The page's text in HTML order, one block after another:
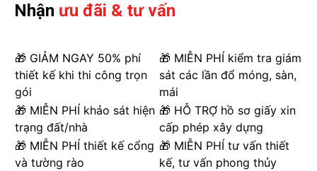
Nhận ưu đãi & tư vấn
🎁 GIẢM NGAY 50% phí
thiết kế khi thi công trọn
gói
🎁 MIỄN PHÍ kiểm tra giám
sát các lần đổ móng, sàn,
mái
🎁 MIỄN PHÍ khảo sát hiện
trạng đất/nhà
🎁 HỖ TRỢ hồ sơ giấy xin
cấp phép xây dựng
🎁 MIỄN PHÍ thiết kế cổng
và tường rào
🎁 MIỄN PHÍ tư vấn thiết
kế, tư vấn phong thủy